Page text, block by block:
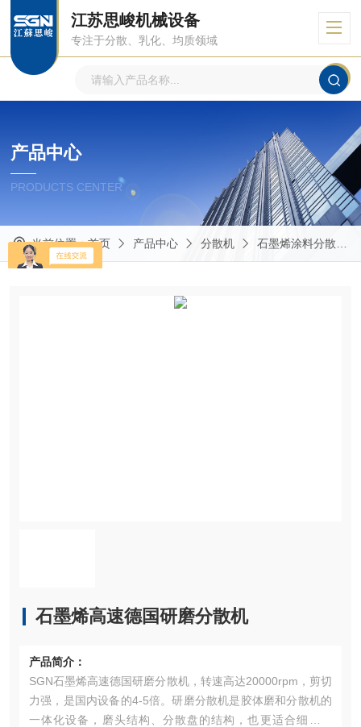
江苏思峻机械设备
专注于分散、乳化、均质领域
产品中心
PRODUCTS CENTER
当前位置：首页 产品中心 分散机 石墨烯涂料分散机
石墨烯高速德国研磨分散机
产品简介：
SGN石墨烯高速德国研磨分散机，转速高达20000rpm，剪切
力强，是国内设备的4-5倍。研磨分散机是胶体磨和分散机的
一体化设备，磨头结构、分散盘的结构，也更适合细胞破